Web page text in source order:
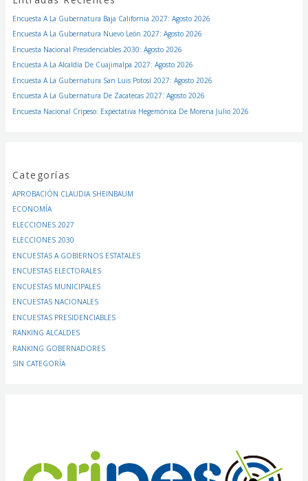
Encuesta A La Gubernatura Baja California 2027: Agosto 2026
Encuesta A La Gubernatura Nuevo León 2027: Agosto 2026
Encuesta Nacional Presidenciables 2030: Agosto 2026
Encuesta A La Alcaldía De Cuajimalpa 2027: Agosto 2026
Encuesta A La Gubernatura San Luis Potosí 2027: Agosto 2026
Encuesta A La Gubernatura De Zacatecas 2027: Agosto 2026
Encuesta Nacional Cripeso: Expectativa Hegemónica De Morena Julio 2026
Categorías
APROBACIÓN CLAUDIA SHEINBAUM
ECONOMÍA
ELECCIONES 2027
ELECCIONES 2030
ENCUESTAS A GOBIERNOS ESTATALES
ENCUESTAS ELECTORALES
ENCUESTAS MUNICIPALES
ENCUESTAS NACIONALES
ENCUESTAS PRESIDENCIABLES
RANKING ALCALDES
RANKING GOBERNADORES
SIN CATEGORÍA